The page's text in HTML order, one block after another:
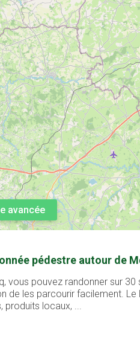
avancée
pédestre autour de
vous pouvez randonner sur
de les parcourir facilement.
produits locaux, ...